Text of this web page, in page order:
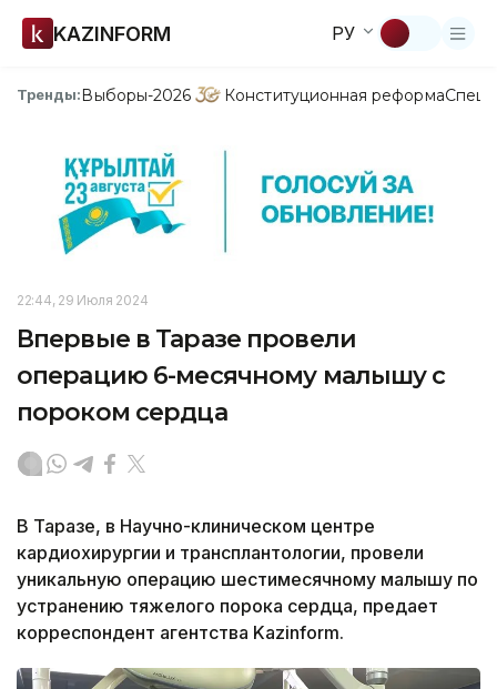
KAZINFORM РУ
Тренды:Выборы-2026 Конституционная реформа
22:44, 29 Июля 2024
Впервые в Таразе провели
операцию 6-месячному малышу с
пороком сердца
В Таразе, в Научно-клиническом центре
кардиохирургии и трансплантологии, провели
уникальную операцию шестимесячному малышу по
устранению тяжелого порока сердца, предает
корреспондент агентства Kazinform.